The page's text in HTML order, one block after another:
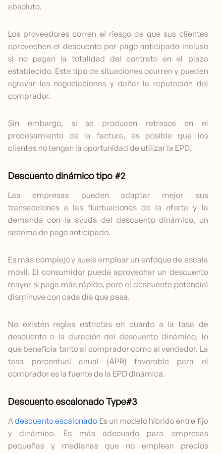
absoluto.
Los proveedores corren el riesgo de que sus clientes
aprovechen el descuento por pago anticipado incluso
si no pagan la totalidad del contrato en el plazo
establecido. Este tipo de situaciones ocurren y pueden
agravar las negociaciones y dañar la reputación del
comprador.
Sin embargo, si se producen retrasos en el
procesamiento de la factura, es posible que los
clientes no tengan la oportunidad de utilizar la EPD.
Descuento dinámico tipo #2
Las empresas pueden adaptar mejor sus
transacciones a las fluctuaciones de la oferta y la
demanda con la ayuda del descuento dinámico, un
sistema de pago anticipado.
Es más complejo y suele emplear un enfoque de escala
móvil. El consumidor puede aprovechar un descuento
mayor si paga más rápido, pero el descuento potencial
disminuye con cada día que pasa.
No existen reglas estrictas en cuanto a la tasa de
descuento o la duración del descuento dinámico, lo
que beneficia tanto al comprador como al vendedor. La
tasa porcentual anual (APR) favorable para el
comprador es la fuente de la EPD dinámica.
Descuento escalonado Type#3
Adescuento escalonado Es un modelo híbrido entre fijo
y dinámico. Es más adecuado para empresas
pequeñas y medianas que no emplean precios